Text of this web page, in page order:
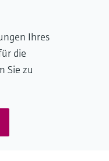
Ihres
die
Sie zu